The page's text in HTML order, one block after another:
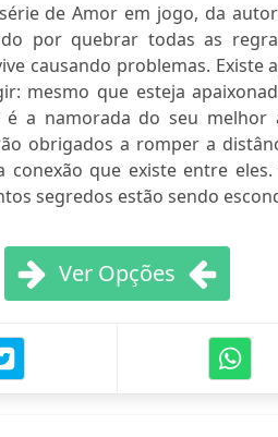
de Amor em jogo, da
por quebrar todas as
causando problemas. Existe
mesmo que esteja
a namorada do seu melhor
obrigados a romper a
conexão que existe entre
segredos estão sendo
Ver Opções